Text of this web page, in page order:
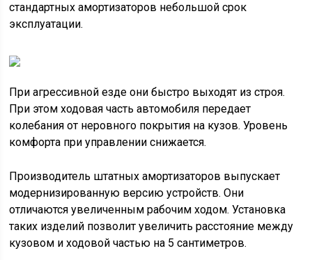
стандартных амортизаторов небольшой срок
эксплуатации.
При агрессивной езде они быстро выходят из строя.
При этом ходовая часть автомобиля передает
колебания от неровного покрытия на кузов. Уровень
комфорта при управлении снижается.
Производитель штатных амортизаторов выпускает
модернизированную версию устройств. Они
отличаются увеличенным рабочим ходом. Установка
таких изделий позволит увеличить расстояние между
кузовом и ходовой частью на 5 сантиметров.